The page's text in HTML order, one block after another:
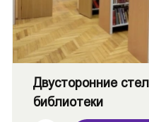
Двусторонние
библиотеки